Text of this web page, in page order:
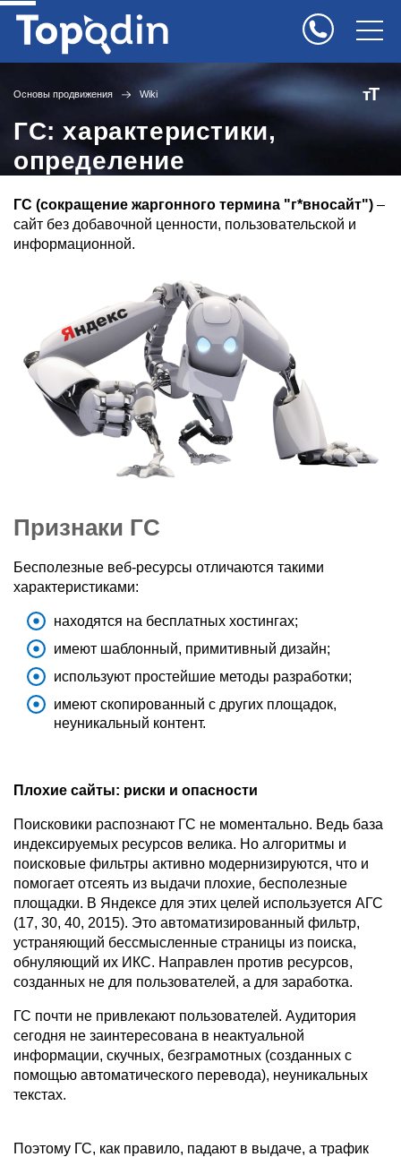
тТ
Основы продвижения Wiki
ГС: характеристики,
определение
ГС (сокращение жаргонного термина "г*вносайт") –
сайт без добавочной ценности, пользовательской и
информационной.
Признаки ГС
Бесполезные веб-ресурсы отличаются такими
характеристиками:
находятся на бесплатных хостингах;
имеют шаблонный, примитивный дизайн;
используют простейшие методы разработки;
имеют скопированный с других площадок,
неуникальный контент.
Плохие сайты: риски и опасности
Поисковики распознают ГС не моментально. Ведь база
индексируемых ресурсов велика. Но алгоритмы и
поисковые фильтры активно модернизируются, что и
помогает отсеять из выдачи плохие, бесполезные
площадки. В Яндексе для этих целей используется АГС
(17, 30, 40, 2015). Это автоматизированный фильтр,
устраняющий бессмысленные страницы из поиска,
обнуляющий их ИКС. Направлен против ресурсов,
созданных не для пользователей, а для заработка.
ГС почти не привлекают пользователей. Аудитория
сегодня не заинтересована в неактуальной
информации, скучных, безграмотных (созданных с
помощью автоматического перевода), неуникальных
текстах.
Поэтому ГС, как правило, падают в выдаче, а трафик